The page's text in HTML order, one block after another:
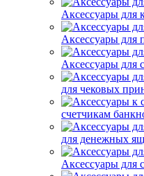
Аксессуары для
Аксессуары для
Аксессуары для
для чековых
счетчикам
для денежных
Аксессуары для